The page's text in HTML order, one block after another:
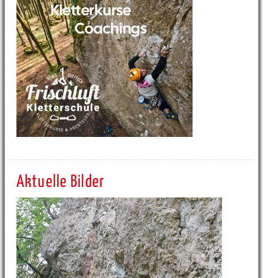
Aktuelle Bilder